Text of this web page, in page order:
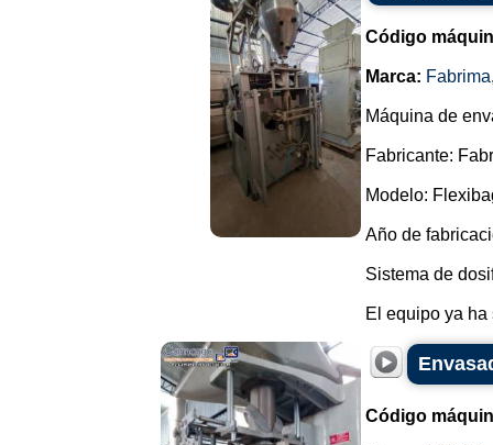
Código
Marca: Fabrima
Máquina de
Fabricante:
Modelo:
Año de
Sistema de
El equipo ya ha
Código